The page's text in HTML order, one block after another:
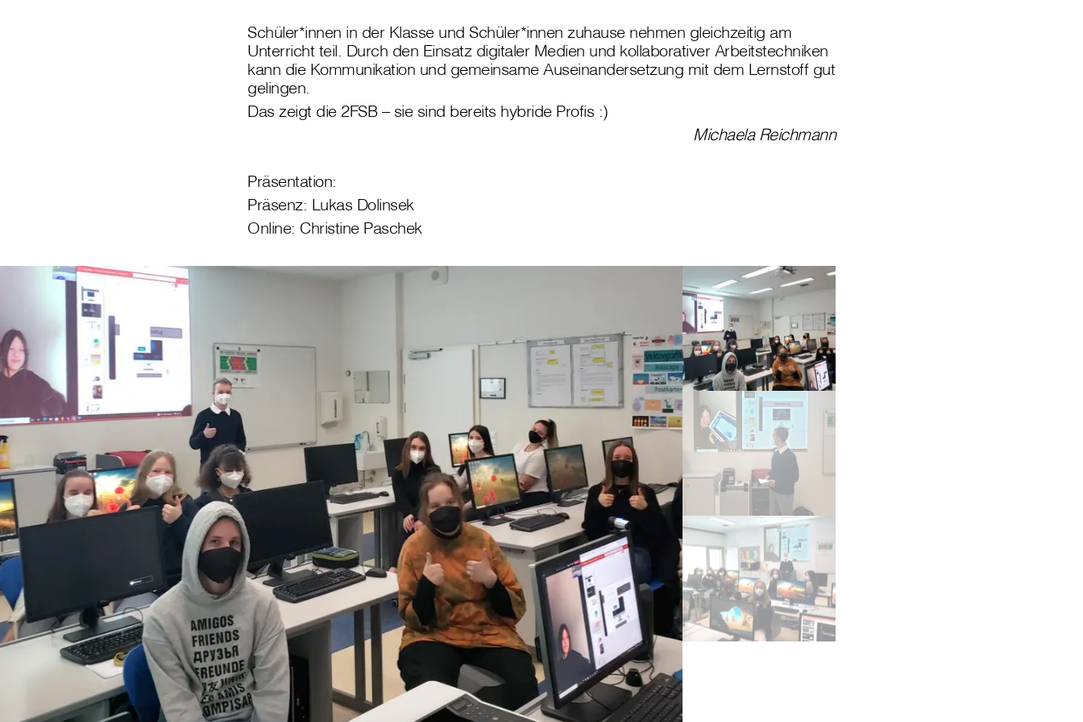
Schüler*innen in der Klasse und Schüler*innen zuhause nehmen gleichzeitig am
Unterricht teil. Durch den Einsatz digitaler Medien und kollaborativer Arbeitstechniken
kann die Kommunikation und gemeinsame Auseinandersetzung mit dem Lernstoff gut
gelingen.
Das zeigt die 2FSB – sie sind bereits hybride Profis :)
Michaela Reichmann
Präsentation:
Präsenz: Lukas Dolinsek
Online: Christine Paschek